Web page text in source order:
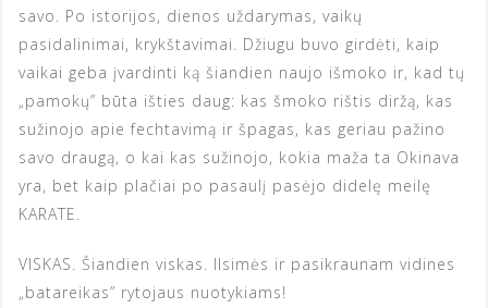
savo. Po istorijos, dienos uždarymas, vaikų
pasidalinimai, krykštavimai. Džiugu buvo girdėti, kaip
vaikai geba įvardinti ką šiandien naujo išmoko ir, kad tų
„pamokų” būta išties daug: kas šmoko rištis diržą, kas
sužinojo apie fechtavimą ir špagas, kas geriau pažino
savo draugą, o kai kas sužinojo, kokia maža ta Okinava
yra, bet kaip plačiai po pasaulį pasėjo didelę meilę
KARATE.
VISKAS. Šiandien viskas. Ilsimės ir pasikraunam vidines
„batareikas” rytojaus nuotykiams!